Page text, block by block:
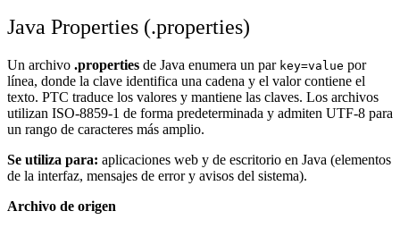
Java Properties (.properties)
Un archivo .properties de Java enumera un par key=value por
línea, donde la clave identifica una cadena y el valor contiene el
texto. PTC traduce los valores y mantiene las claves. Los archivos
utilizan ISO-8859-1 de forma predeterminada y admiten UTF-8 para
un rango de caracteres más amplio.
Se utiliza para: aplicaciones web y de escritorio en Java (elementos
de la interfaz, mensajes de error y avisos del sistema).
Archivo de origen